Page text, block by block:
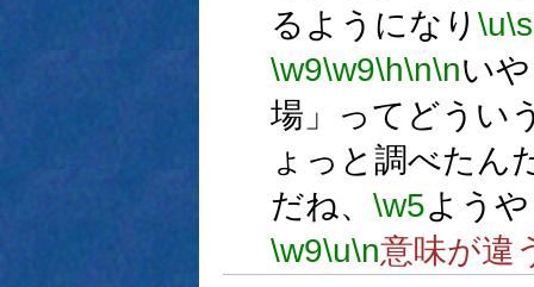
るようになり \u
\w9\w9\h\n\nい
場」ってどうい
ょっと調べたん
だね、 \w5よう
\w9\u\n意味が違